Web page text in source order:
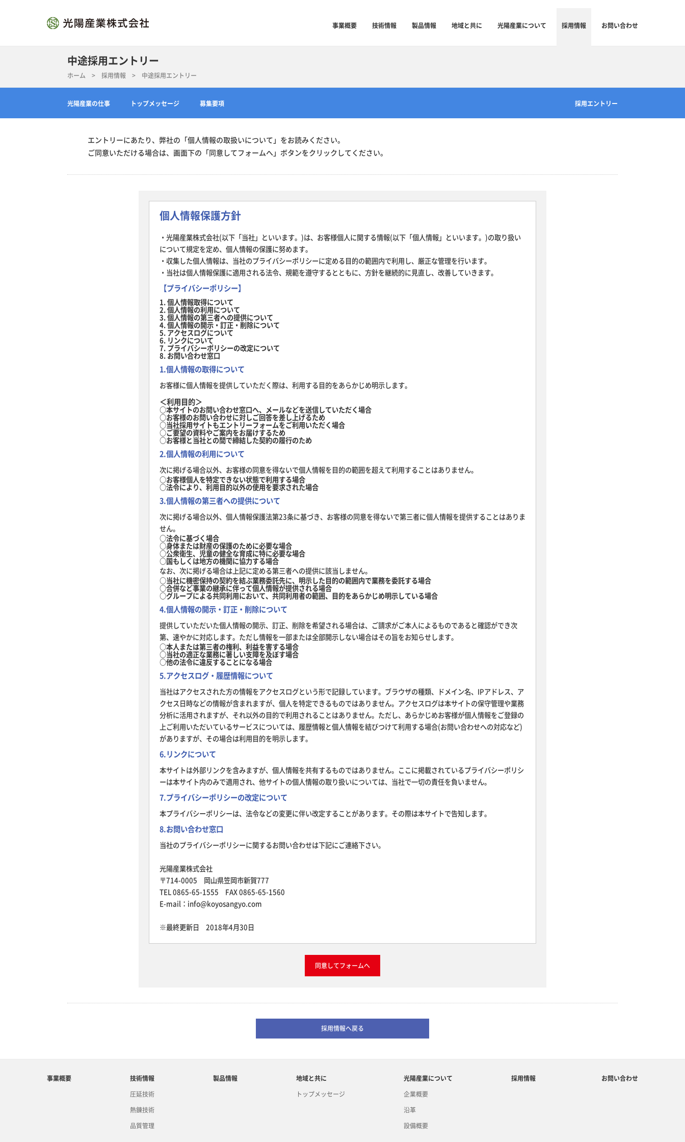
事業概要 技術情報 製品情報 地域と共に 光陽産業について 採用情報 お問い合わせ
中途採用エントリー
ホーム > 採用情報 > 中途採用エントリー
光陽産業の仕事 トップメッセージ 募集要項 採用エントリー
エントリーにあたり、弊社の「個人情報の取扱いについて」をお読みください。
ご同意いただける場合は、画面下の「同意してフォームへ」ボタンをクリックしてください。
個人情報保護方針
・光陽産業株式会社(以下「当社」といいます。)は、お客様個人に関する情報(以下「個人情報」といいます。)の取り扱い
について規定を定め、個人情報の保護に努めます。
・収集した個人情報は、当社のプライバシーポリシーに定める目的の範囲内で利用し、厳正な管理を行います。
・当社は個人情報保護に適用される法令、規範を遵守するとともに、方針を継続的に見直し、改善していきます。
【プライバシーポリシー】
1. 個人情報取得について
2. 個人情報の利用について
3. 個人情報の第三者への提供について
4. 個人情報の開示・訂正・削除について
5. アクセスログについて
6. リンクについて
7. プライバシーポリシーの改定について
8. お問い合わせ窓口
1.個人情報の取得について
お客様に個人情報を提供していただく際は、利用する目的をあらかじめ明示します。
＜利用目的＞
○本サイトのお問い合わせ窓口へ、メールなどを送信していただく場合
○お客様のお問い合わせに対しご回答を差し上げるため
○当社採用サイトもエントリーフォームをご利用いただく場合
○ご要望の資料やご案内をお届けするため
○お客様と当社との間で締結した契約の履行のため
2.個人情報の利用について
次に掲げる場合以外、お客様の同意を得ないで個人情報を目的の範囲を超えて利用することはありません。
○お客様個人を特定できない状態で利用する場合
○法令により、利用目的以外の使用を要求された場合
3.個人情報の第三者への提供について
次に掲げる場合以外、個人情報保護法第23条に基づき、お客様の同意を得ないで第三者に個人情報を提供することはありま
せん。
○法令に基づく場合
○身体または財産の保護のために必要な場合
○公衆衛生、児童の健全な育成に特に必要な場合
○国もしくは地方の機関に協力する場合
なお、次に掲げる場合は上記に定める第三者への提供に該当しません。
○当社に機密保持の契約を結ぶ業務委託先に、明示した目的の範囲内で業務を委託する場合
○合併など事業の継承に伴って個人情報が提供される場合
○グループによる共同利用において、共同利用者の範囲、目的をあらかじめ明示している場合
4.個人情報の開示・訂正・削除について
提供していただいた個人情報の開示、訂正、削除を希望される場合は、ご請求がご本人によるものであると確認ができ次
第、速やかに対応します。ただし情報を一部または全部開示しない場合はその旨をお知らせします。
○本人または第三者の権利、利益を害する場合
○当社の適正な業務に著しい支障を及ぼす場合
○他の法令に違反することになる場合
5.アクセスログ・履歴情報について
当社はアクセスされた方の情報をアクセスログという形で記録しています。ブラウザの種類、ドメイン名、IPアドレス、ア
クセス日時などの情報が含まれますが、個人を特定できるものではありません。アクセスログは本サイトの保守管理や業務
分析に活用されますが、それ以外の目的で利用されることはありません。ただし、あらかじめお客様が個人情報をご登録の
上ご利用いただいているサービスについては、履歴情報と個人情報を結びつけて利用する場合(お問い合わせへの対応など)
がありますが、その場合は利用目的を明示します。
6.リンクについて
本サイトは外部リンクを含みますが、個人情報を共有するものではありません。ここに掲載されているプライバシーポリシ
ーは本サイト内のみで適用され、他サイトの個人情報の取り扱いについては、当社で一切の責任を負いません。
7.プライバシーポリシーの改定について
本プライバシーポリシーは、法令などの変更に伴い改定することがあります。その際は本サイトで告知します。
8.お問い合わせ窓口
当社のプライバシーポリシーに関するお問い合わせは下記にご連絡下さい。
光陽産業株式会社
〒714-0005 岡山県笠岡市新賀777
TEL 0865-65-1555 FAX 0865-65-1560
E-mail：info@koyosangyo.com
※最終更新日 2018年4月30日
同意してフォームへ
採用情報へ戻る
事業概要
技術情報
圧延技術
熱錬技術
品質管理
製品情報
地域と共に
トップメッセージ
光陽産業について
企業概要
沿革
設備概要
採用情報 お問い合わせ